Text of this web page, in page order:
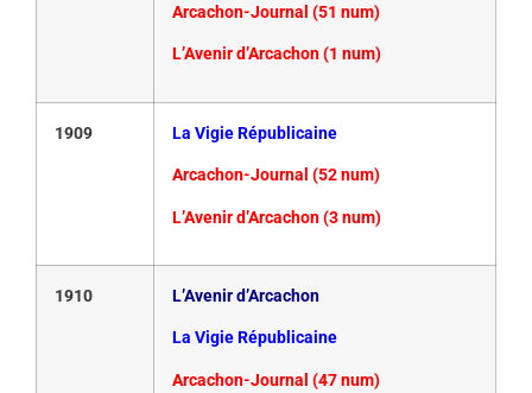
Arcachon-Journal (51 num)
L’Avenir d’Arcachon (1 num)
1909 La Vigie Républicaine
Arcachon-Journal (52 num)
L’Avenir d’Arcachon (3 num)
1910 L’Avenir d’Arcachon
La Vigie Républicaine
Arcachon-Journal (47 num)